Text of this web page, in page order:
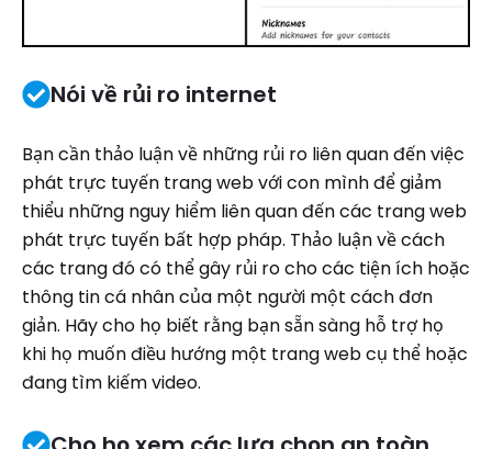
Nói về rủi ro internet
Bạn cần thảo luận về những rủi ro liên quan đến việc
phát trực tuyến trang web với con mình để giảm
thiểu những nguy hiểm liên quan đến các trang web
phát trực tuyến bất hợp pháp. Thảo luận về cách
các trang đó có thể gây rủi ro cho các tiện ích hoặc
thông tin cá nhân của một người một cách đơn
giản. Hãy cho họ biết rằng bạn sẵn sàng hỗ trợ họ
khi họ muốn điều hướng một trang web cụ thể hoặc
đang tìm kiếm video.